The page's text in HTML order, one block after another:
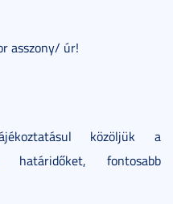
asszony/ úr!
közöljük a
határidőket, fontosabb